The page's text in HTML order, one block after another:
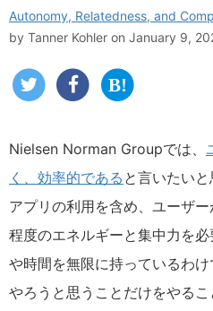
Autonomy, Relatedness, and
by Tanner Kohler on January 9,
Nielsen Norman Groupでは、
く、効率的である と言いたい
アプリの利用を含め、ユーザ
程度のエネルギーと集中力を
や時間を無限に持っているわ
やろうと思うことだけをやる